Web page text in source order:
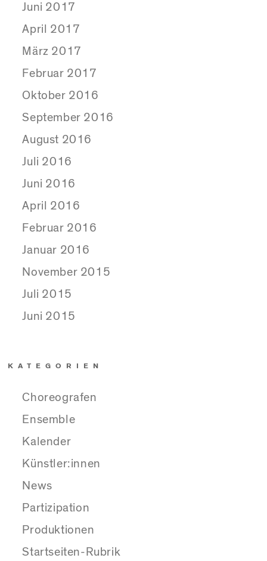
Juni 2017
April 2017
März 2017
Februar 2017
Oktober 2016
September 2016
August 2016
Juli 2016
Juni 2016
April 2016
Februar 2016
Januar 2016
November 2015
Juli 2015
Juni 2015
KATEGORIEN
Choreografen
Ensemble
Kalender
Künstler:innen
News
Partizipation
Produktionen
Startseiten-Rubrik